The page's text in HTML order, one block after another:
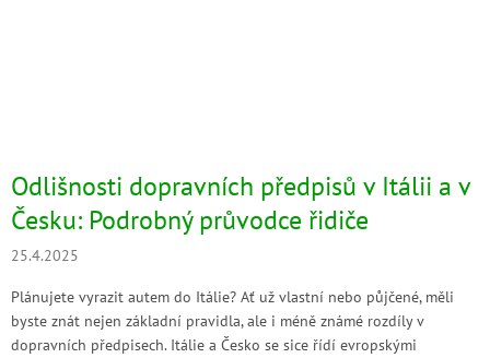
Odlišnosti dopravních předpisů v Itálii a v
Česku: Podrobný průvodce řidiče
25.4.2025
Plánujete vyrazit autem do Itálie? Ať už vlastní nebo půjčené, měli
byste znát nejen základní pravidla, ale i méně známé rozdíly v
dopravních předpisech. Itálie a Česko se sice řídí evropskými